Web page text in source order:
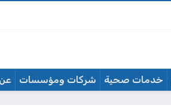
خدمات صحية شركات ومؤسسات